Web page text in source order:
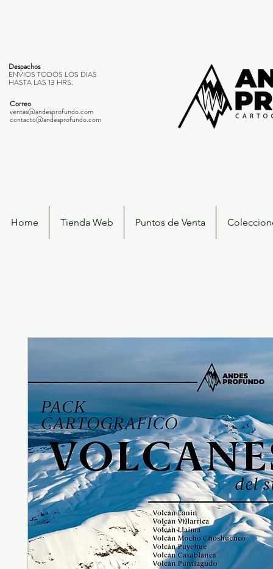
Despachos
ENVIOS TODOS LOS DIAS
HASTA LAS 13 HRS.
Correo
ventas@andesprofundo.com
contacto@andesprofundo.com
Home Tienda Web Puntos de Venta